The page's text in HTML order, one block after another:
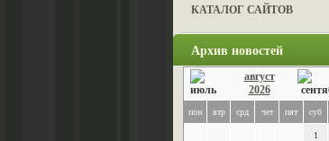
КАТАЛОГ САЙТОВ
Архив новостей
август
2026
пон втр срд чет пят суб
1